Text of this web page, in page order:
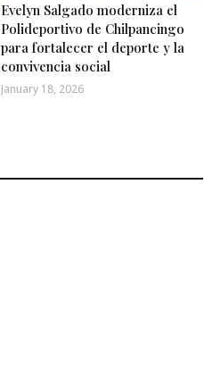
Evelyn Salgado moderniza el
Polideportivo de Chilpancingo
para fortalecer el deporte y la
convivencia social
January 18, 2026